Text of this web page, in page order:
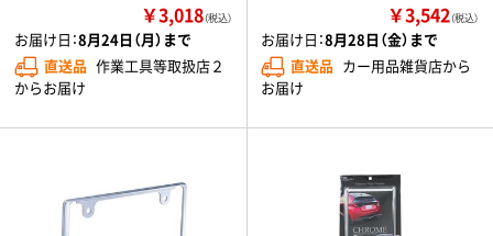
￥3,018（税込）
お届け日：8月24日（月）まで
直送品 作業工具等取扱店２
からお届け
￥3,542（税込）
お届け日：8月28日（金）まで
直送品 カー用品雑貨店から
お届け